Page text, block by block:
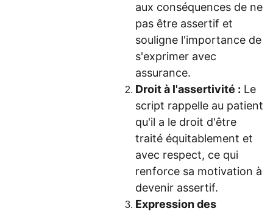
aux conséquences de ne
pas être assertif et
souligne l'importance de
s'exprimer avec
assurance.
Droit à l'assertivité : Le
script rappelle au patient
qu'il a le droit d'être
traité équitablement et
avec respect, ce qui
renforce sa motivation à
devenir assertif.
Expression des